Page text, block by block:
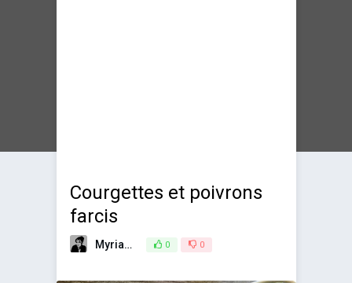
Courgettes et poivrons
farcis
Myriam 31 août 2018
0 0